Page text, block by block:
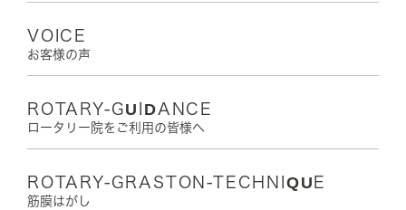
VOICE
お客様の声
ROTARY-GUIDANCE
ロータリー院をご利用の皆様へ
ROTARY-GRASTON-TECHNIQUE
筋膜はがし